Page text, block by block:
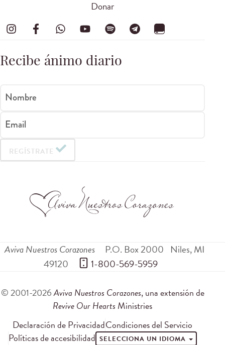
Donar
Recibe ánimo diario
Nombre
Email
REGÍSTRATE
Aviva Nuestros Corazones P.O. Box 2000 Niles,MI
49120
1-800-569-5959
© 2001-2026Aviva Nuestros Corazones, una extensión de
Revive Our Hearts Ministries
Declaración de PrivacidadCondiciones del Servicio
Políticas de accesibilidad SELECCIONA UN IDIOMA